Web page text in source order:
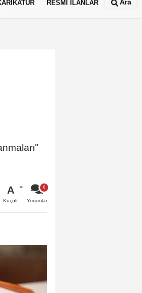
RESMİ İLANLAR Ara
A
Küçült Yorumlar